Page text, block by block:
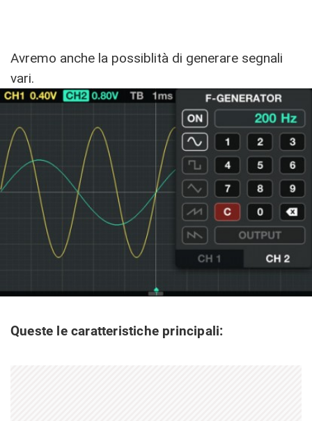
Avremo anche la possiblità di generare segnali
vari.
Queste le caratteristiche principali: